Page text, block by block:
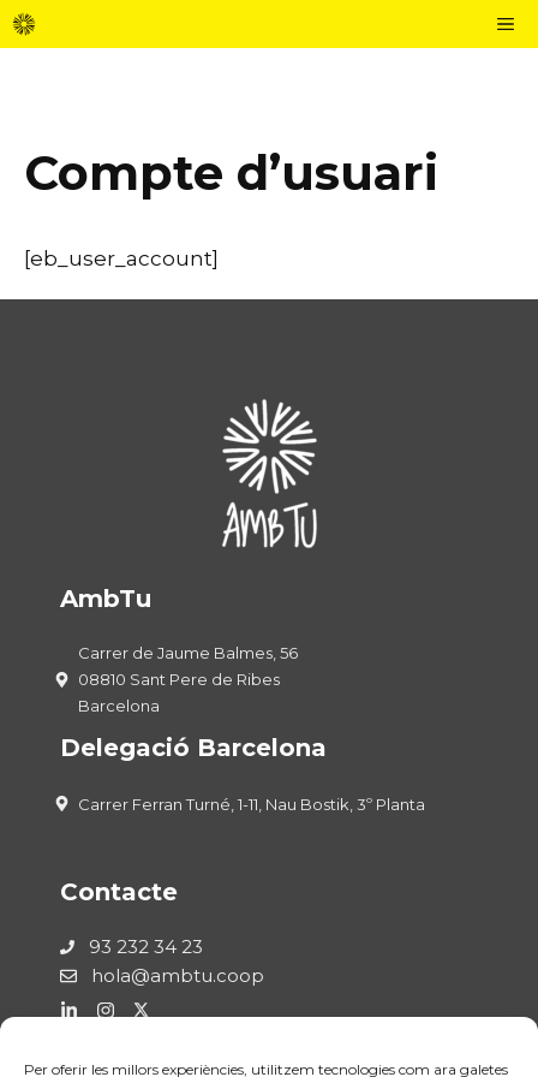
Per oferir les millors experiències, utilitzem tecnologies com ara galetes
Vés
al
Compte d’usuari
[eb_user_account]
AmbTu
Carrer de Jaume Balmes, 56
08810 Sant Pere de Ribes
Barcelona
Delegació Barcelona
Carrer Ferran Turné, 1-11, Nau Bostik, 3º Planta
Contacte
93 232 34 23
hola@ambtu.coop